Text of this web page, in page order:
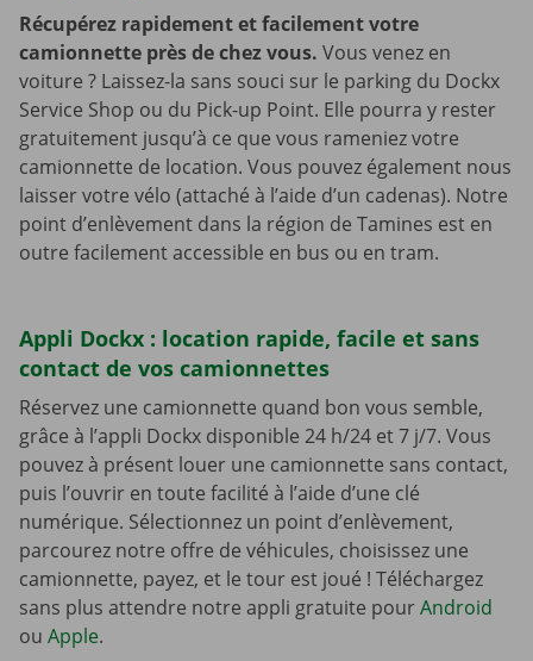
Récupérez rapidement et facilement votre
camionnette près de chez vous. Vous venez en
voiture ? Laissez-la sans souci sur le parking du Dockx
Service Shop ou du Pick-up Point. Elle pourra y rester
gratuitement jusqu’à ce que vous rameniez votre
camionnette de location. Vous pouvez également nous
laisser votre vélo (attaché à l’aide d’un cadenas). Notre
point d’enlèvement dans la région de Tamines est en
outre facilement accessible en bus ou en tram.
Appli Dockx : location rapide, facile et sans
contact de vos camionnettes
Réservez une camionnette quand bon vous semble,
grâce à l’appli Dockx disponible 24 h/24 et 7 j/7. Vous
pouvez à présent louer une camionnette sans contact,
puis l’ouvrir en toute facilité à l’aide d’une clé
numérique. Sélectionnez un point d’enlèvement,
parcourez notre offre de véhicules, choisissez une
camionnette, payez, et le tour est joué ! Téléchargez
sans plus attendre notre appli gratuite pourAndroid
ou Apple.